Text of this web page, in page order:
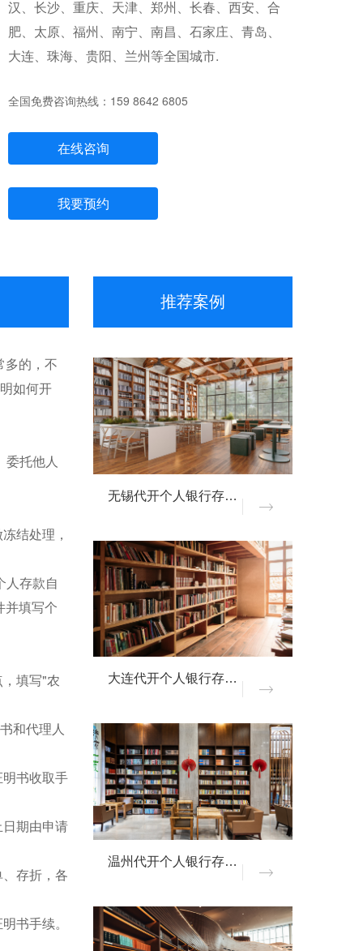
汉、长沙、重庆、天津、郑州、长春、西安、合
肥、太原、福州、南宁、南昌、石家庄、青岛、
大连、珠海、贵阳、兰州等全国城市.
全国免费咨询热线：159 8642 6805
在线咨询
我要预约
多的，不
如何开
委托他人
结处理，
人存款自
并填写个
填写"农
和代理人
书收取手
期由申请
存折，各
书手续。
推荐案例
无锡代开个人银行存款证明
大连代开个人银行存款证明
温州代开个人银行存款证明